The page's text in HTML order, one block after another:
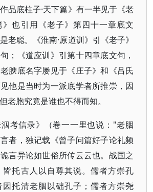
品底柱子·天下篇》有一半见于《老
也引用《老子》第四十一章底文
老聪。《淮南·原道训》引《老子》
；《道应训》引第十四章底文句，
腴底名字屡见于《庄子》和《吕氏
他是当时为一派底学者所推崇，因
老胞究竟是谁也不得而知。
考信录》（卷一一里也说："老胭
者，独记载《曾子问篇好子论礼频
言异论如世俗所传云云也。战国之
皆托古人以自尊其说。儒者方崇孔
托清老胭以础孔子；儒者方崇尧